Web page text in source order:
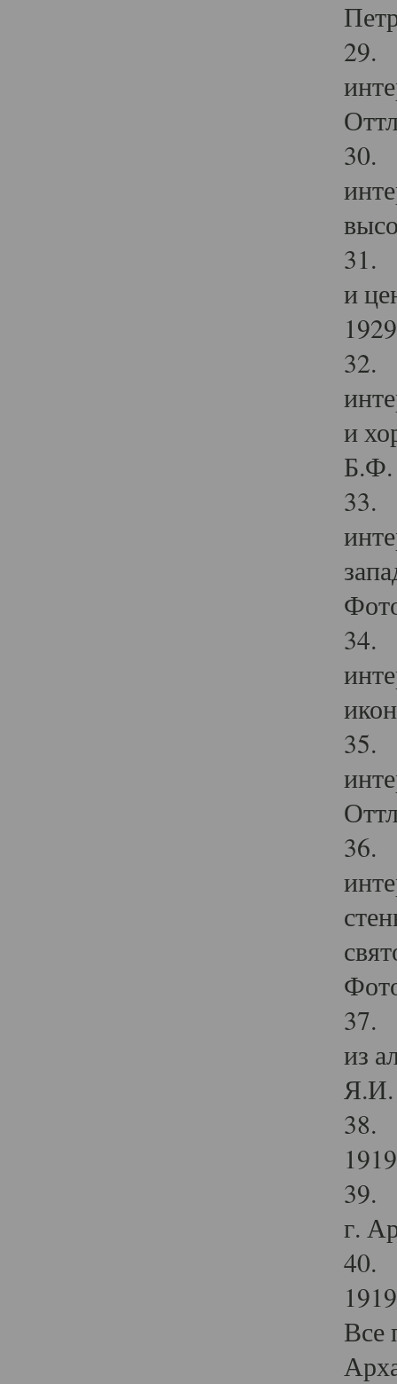
29.
30.
31.
и
32.
и
Б.Ф.
33.
34.
35.
36.
37.
из
Я.И.
38.
39.
г.
40.
Все